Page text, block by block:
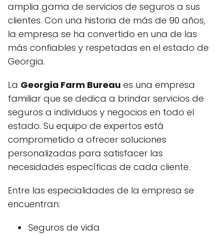
amplia gama de servicios de seguros a sus
clientes. Con una historia de más de 90 años,
la empresa se ha convertido en una de las
más confiables y respetadas en el estado de
Georgia.
La Georgia Farm Bureau es una empresa
familiar que se dedica a brindar servicios de
seguros a individuos y negocios en todo el
estado. Su equipo de expertos está
comprometido a ofrecer soluciones
personalizadas para satisfacer las
necesidades específicas de cada cliente.
Entre las especialidades de la empresa se
encuentran:
Seguros de vida